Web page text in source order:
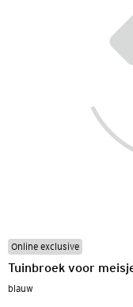
Online exclusive
Tuinbroek voor
blauw